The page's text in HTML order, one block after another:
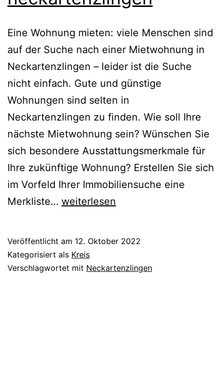
Eine Wohnung mieten: viele Menschen sind
auf der Suche nach einer Mietwohnung in
Neckartenzlingen – leider ist die Suche
nicht einfach. Gute und günstige
Wohnungen sind selten in
Neckartenzlingen zu finden. Wie soll Ihre
nächste Mietwohnung sein? Wünschen Sie
sich besondere Ausstattungsmerkmale für
Ihre zukünftige Wohnung? Erstellen Sie sich
im Vorfeld Ihrer Immobiliensuche eine
Merkliste… wohnung
weiterlesen
Veröffentlicht am 12. Oktober 2022
Kategorisiert als Kreis
Verschlagwortet mit Neckartenzlingen